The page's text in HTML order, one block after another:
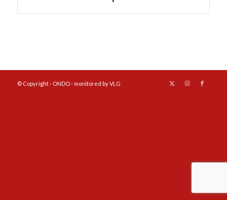
© Copyright - ONDO - monitored by VLG